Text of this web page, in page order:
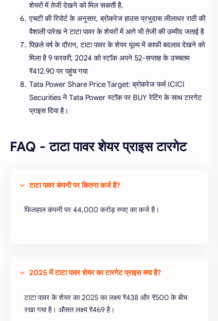
शेयरों में तेजी देखने को मिल सकती है.
एचटी की रिपोर्ट के अनुसार, ब्रोकरेज हाउस प्रभुदास लीलाधर राठी की
वैशाली पारेख ने टाटा पावर के शेयरों में आगे भी तेजी की उम्मीद जताई है
पिछले वर्ष के दौरान, टाटा पावर के शेयर मूल्य में काफी बदलाव देखने को
मिला है 9 फरवरी, 2024 को स्टॉक अपने 52-सप्ताह के उच्चतम
₹412.90 पर पहुंच गया
Tata Power Share Price Target: ब्रोकरेज फर्म ICICI
Securities ने Tata Power स्टॉक पर BUY रेटिंग के साथ टारगेट
प्राइस दिया है।
FAQ - टाटा पावर शेयर प्राइस टारगेट
टाटा पावर कंपनी पर कितना कर्ज है?
फिलहाल कंपनी पर 44,000 करोड़ रुपए का कर्ज है।
2025 में टाटा पावर शेयर का टारगेट प्राइस क्या है?
टाटा पावर के शेयर का 2025 का लक्ष्य ₹438 और ₹500 के बीच
रखा गया है। औसत लक्ष्य ₹469 है।